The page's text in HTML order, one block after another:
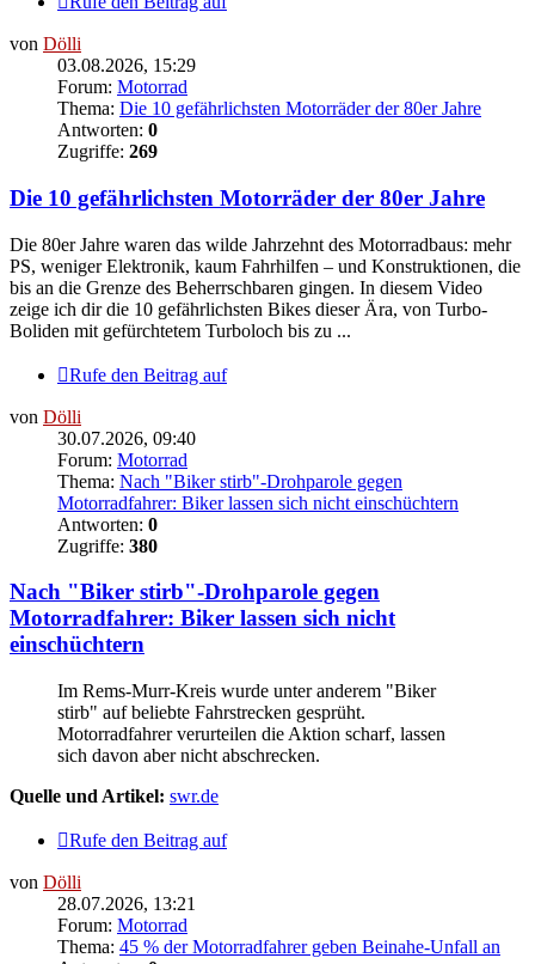
von Dölli
03.08.2026, 15:29
Forum: Motorrad
Thema: Die 10 gefährlichsten Motorräder der 80er Jahre
Antworten: 0
Zugriffe: 269
Die 10 gefährlichsten Motorräder der 80er Jahre
Die 80er Jahre waren das wilde Jahrzehnt des Motorradbaus: mehr
PS, weniger Elektronik, kaum Fahrhilfen – und Konstruktionen, die
bis an die Grenze des Beherrschbaren gingen. In diesem Video
zeige ich dir die 10 gefährlichsten Bikes dieser Ära, von Turbo-
Boliden mit gefürchtetem Turboloch bis zu ...
Rufe den Beitrag auf
von Dölli
30.07.2026, 09:40
Forum: Motorrad
Thema: Nach "Biker stirb"-Drohparole gegen
Motorradfahrer: Biker lassen sich nicht einschüchtern
Antworten: 0
Zugriffe: 380
Nach "Biker stirb"-Drohparole gegen
Motorradfahrer: Biker lassen sich nicht
einschüchtern
Im Rems-Murr-Kreis wurde unter anderem "Biker
stirb" auf beliebte Fahrstrecken gesprüht.
Motorradfahrer verurteilen die Aktion scharf, lassen
sich davon aber nicht abschrecken.
Quelle und Artikel: swr.de
Rufe den Beitrag auf
von Dölli
28.07.2026, 13:21
Forum: Motorrad
Thema: 45 % der Motorradfahrer geben Beinahe-Unfall an